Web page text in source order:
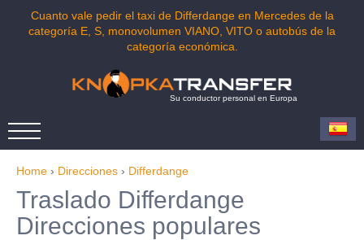
Cuanto vale pedir el taxi de Differdange en Mercedes de la
categoría E, S, monovolumen VIANO, VITO o autobús de la
categoría económica.
Su conductor personal en Europa
Home › Direcciones › Differdange
Traslado Differdange
Direcciones populares